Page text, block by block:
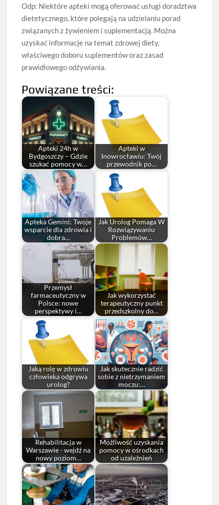
Odp: Niektóre apteki mogą oferować usługi doradztwa
dietetycznego, które polegają na udzielaniu porad
związanych z żywieniem i suplementacją. Można
uzyskać informacje na temat zdrowej diety,
właściwego doboru suplementów oraz zasad
prawidłowego odżywiania.
Powiązane treści:
Apteki 24h w
Bydgoszczy – Gdzie
szukać pomocy w…
Apteki w
Inowrocławiu: Twój
przewodnik po…
Apteka Gemini: Twoje
wsparcie dla zdrowia i
dobra…
Jak Urolog Pomaga W
Rozwiązywaniu
Problemów…
Przemysł
farmaceutyczny w
Polsce: nowe
perspektywy i…
Jak wykorzystać
terapeutyczny punkt
przedszkolny do…
Jaką rolę w zdrowiu
człowieka odgrywa
urolog?
Jak skutecznie radzić
sobie z nietrzymaniem
moczu:…
Rehabilitacja w
Warszawie - wejdź na
nowy poziom…
Możliwość uzyskania
pomocy w ośrodkach
od uzależnień